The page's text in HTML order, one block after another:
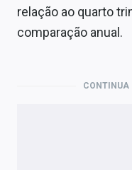
relação ao quarto
comparação anual.
CONTINUA